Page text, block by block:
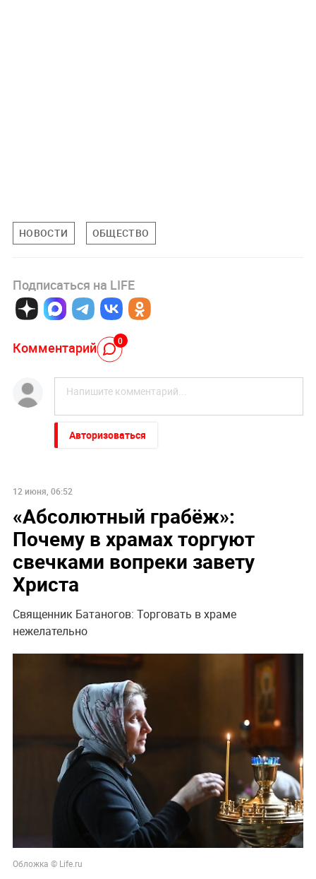
НОВОСТИ ОБЩЕСТВО
Подписаться на LIFE
Комментарий 0
Авторизоваться
12 июня, 06:52
«Абсолютный грабёж»:
Почему в храмах торгуют
свечками вопреки завету
Христа
Священник Батаногов: Торговать в храме
нежелательно
Обложка © Life.ru